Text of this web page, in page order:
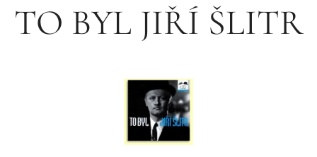
TO BYL JIŘÍ ŠLITR